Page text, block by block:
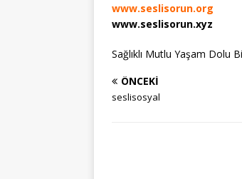
www.seslisorun.org
www.seslisorun.xyz
Sağlıklı Mutlu Yaşam Dolu
ÖNCEKI
seslisosyal